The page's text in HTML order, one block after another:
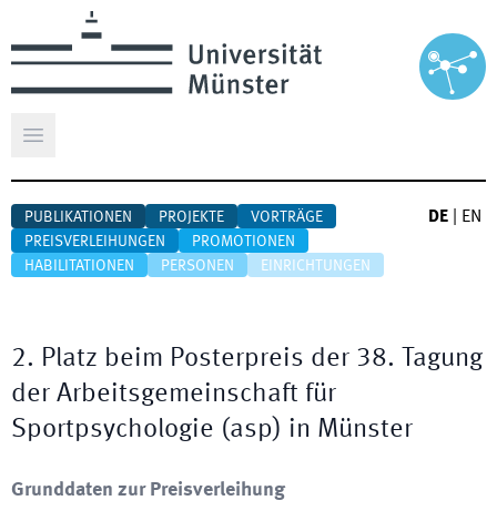
Hauptmenü öffnen
PUBLIKATIONEN PROJEKTE
VORTRÄGE
PREISVERLEIHUNGEN
PROMOTIONEN
HABILITATIONEN
PERSONEN EINRICHTUNGEN
DE EN
2. Platz beim Posterpreis der 38. Tagung
der Arbeitsgemeinschaft für
Sportpsychologie (asp) in Münster
Grunddaten zur Preisverleihung